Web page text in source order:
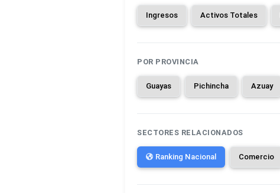
Ingresos Activos Totales
POR PROVINCIA
Guayas Pichincha Azuay
SECTORES RELACIONADOS
Ranking Nacional Comercio